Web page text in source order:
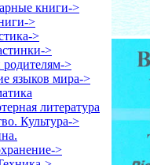
книги->
>
>
>
родителям->
языков мира->
литература
Культура->
>